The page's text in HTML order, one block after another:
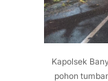
Kapolsek
pohon